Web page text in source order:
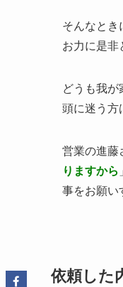
そんなと
お力に是非
どうも我が
頭に迷う方
営業の進藤
りますから
事をお願い
依頼した